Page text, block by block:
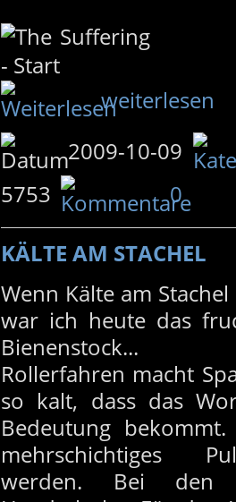
weiterlesen
2009-10-09
5753
0
KÄLTE AM STACHEL
Wenn Kälte am
war ich heute das
Bienenstock...
Rollerfahren macht
so kalt, dass das
Bedeutung
mehrschichtiges
werden. Bei den